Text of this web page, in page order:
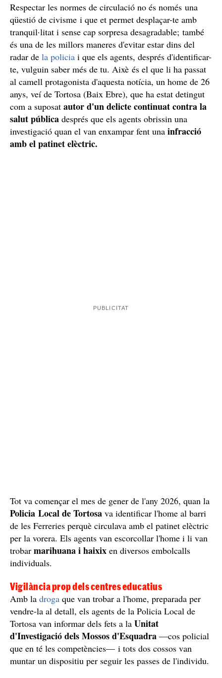
Respectar les normes de circulació no és només una
qüestió de civisme i que et permet desplaçar-te amb
tranquil·litat i sense cap sorpresa desagradable; també
és una de les millors maneres d'evitar estar dins del
radar de la policia i que els agents, després d'identificar-
te, vulguin saber més de tu. Aixè és el que li ha passat
al camell protagonista d'aquesta notícia, un home de 26
anys, veí de Tortosa (Baix Ebre), que ha estat detingut
com a suposat autor d'un delicte continuat contra la
salut pública després que els agents obrissin una
investigació quan el van enxampar fent una infracció
amb el patinet elèctric.
Tot va començar el mes de gener de l'any 2026, quan la
Policia Local de Tortosa va identificar l'home al barri
de les Ferreries perquè circulava amb el patinet elèctric
per la vorera. Els agents van escorcollar l'home i li van
trobar marihuana i haixix en diversos embolcalls
individuals.